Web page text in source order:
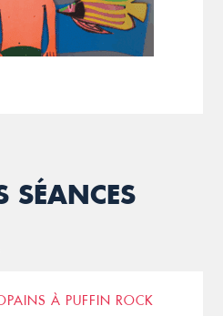
SÉANCES
À PUFFIN ROCK